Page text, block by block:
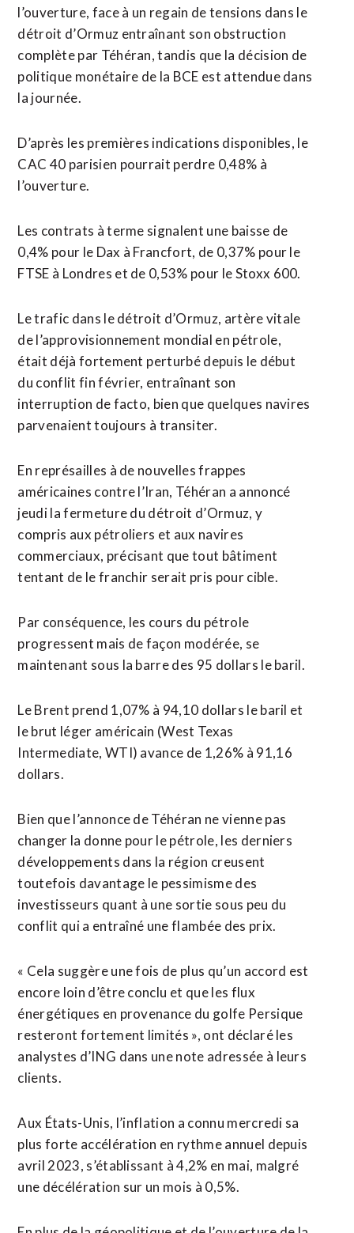
l’ouverture, face à un regain de tensions dans le
détroit d’Ormuz entraînant son obstruction
complète par Téhéran, tandis que la décision de
politique monétaire de la BCE est attendue dans
la journée.
D’après les premières indications disponibles, le
CAC 40 parisien pourrait perdre 0,48% à
l’ouverture.
Les contrats à terme signalent une baisse de
0,4% pour le Dax à Francfort, de 0,37% pour le
FTSE à ​Londres et de 0,53% ‌pour le Stoxx 600.
Le trafic dans le détroit d’Ormuz, artère vitale
de l’approvisionnement ​mondial en pétrole,
était déjà fortement ⁠perturbé depuis le début
du conflit fin février, entraînant son
interruption de facto, bien que quelques navires
parvenaient ‌toujours à transiter.
En représailles à ‌de nouvelles frappes
américaines contre l’Iran, Téhéran a annoncé
jeudi la fermeture du détroit d’Ormuz, y
compris aux pétroliers et aux navires
commerciaux, précisant que tout bâtiment
tentant de le franchir serait pris pour cible.
Par conséquence, les cours du pétrole
progressent mais de façon modérée, se
maintenant sous ​la barre des 95 dollars le baril.
Le Brent prend 1,07% à 94,10 dollars le baril et
le brut léger américain (West Texas
Intermediate, WTI) avance de 1,26% à 91,16
dollars.
Bien que l’annonce de Téhéran ne vienne pas
changer la donne pour le pétrole, les derniers
développements dans la région creusent
toutefois davantage le pessimisme des
investisseurs quant à une sortie sous peu du
conflit qui a entraîné une flambée des prix.
« Cela suggère une fois de plus qu’un accord est
encore loin d’être conclu et ⁠que les flux
énergétiques en provenance du golfe Persique
resteront fortement limités », ont déclaré les
analystes d’ING dans une note adressée à leurs
clients.
Aux États-Unis, ⁠l’inflation a connu mercredi sa
plus forte accélération en rythme annuel depuis
avril 2023, s’établissant à 4,2% en mai, malgré
une décélération sur un mois à 0,5%.